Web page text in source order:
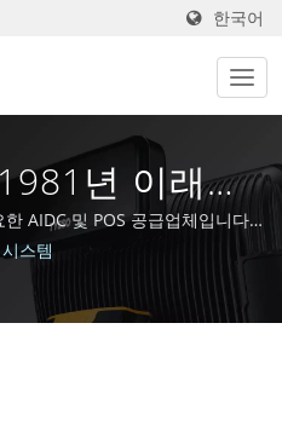
한국어
년 이래로
POS 제조업체
한 AIDC 및 POS 공급업체입니다.
업체로서, 회사는 강력한 R&D 역
팀은 Auto-ID 및 POS 기술 분야
습니다.
시스템